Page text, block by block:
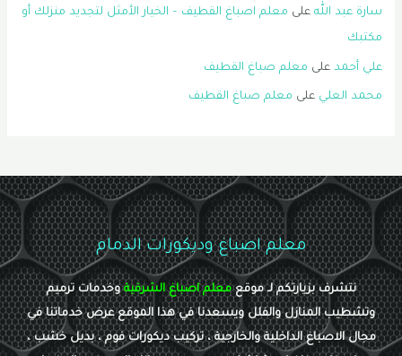
سارة عبد الله على معلم اصباغ القطيف – الخيار الأمثل لتجديد منزلك أو
مكتبك
علي أحمد على معلم صباغ القطيف
محمد العلي على معلم صباغ القطيف
معلم اصباغ وديكورات الدمام
نتشرف بزيارتكم لـ موقعمعلم اصباغ الشرقيةوخدمات ترميم
وتشطيب المنازل والفلل ويسعدنا في هذا الموقع عرض خدماتنا في
مجال الاصباغ الداخلية والخارجية ، تركيب ديكورات فوم ، بديل خشب ،